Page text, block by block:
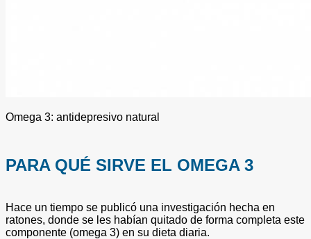
Omega 3: antidepresivo natural
PARA QUÉ SIRVE EL OMEGA 3
Hace un tiempo se publicó una investigación hecha en
ratones, donde se les habían quitado de forma completa este
componente (omega 3) en su dieta diaria.